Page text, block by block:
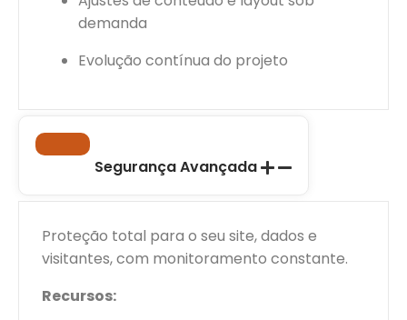
demanda
Evolução contínua do projeto
Segurança Avançada
Proteção total para o seu site, dados e
visitantes, com monitoramento constante.
Recursos: